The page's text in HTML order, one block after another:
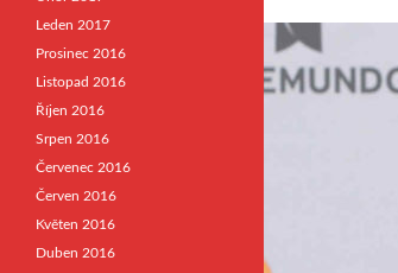
Leden 2017
Prosinec 2016
Listopad 2016
Říjen 2016
Srpen 2016
Červenec 2016
Červen 2016
Květen 2016
Duben 2016